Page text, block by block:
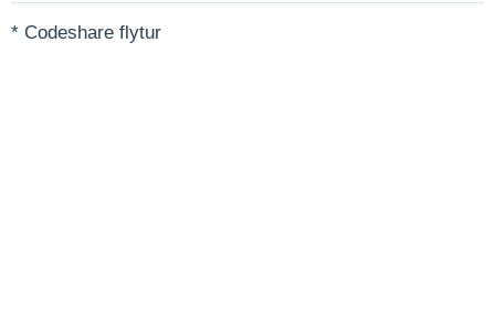
* Codeshare flytur